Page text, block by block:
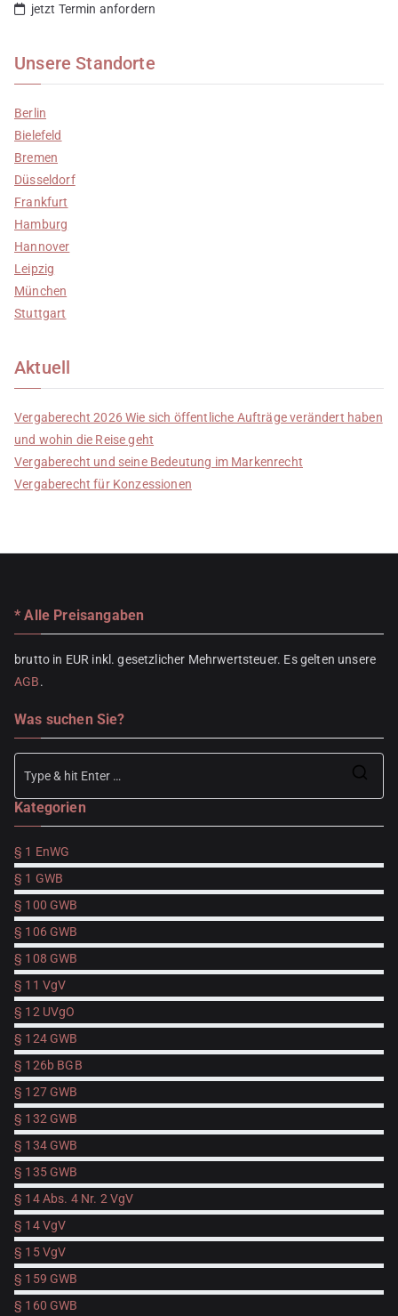
jetzt Termin anfordern
Unsere Standorte
Berlin
Bielefeld
Bremen
Düsseldorf
Frankfurt
Hamburg
Hannover
Leipzig
München
Stuttgart
Aktuell
Vergaberecht 2026 Wie sich öffentliche Aufträge verändert haben
und wohin die Reise geht
Vergaberecht und seine Bedeutung im Markenrecht
Vergaberecht für Konzessionen
* Alle Preisangaben
brutto in EUR inkl. gesetzlicher Mehrwertsteuer. Es gelten unsere
AGB.
Was suchen Sie?
Kategorien
§ 1 EnWG
§ 1 GWB
§ 100 GWB
§ 106 GWB
§ 108 GWB
§ 11 VgV
§ 12 UVgO
§ 124 GWB
§ 126b BGB
§ 127 GWB
§ 132 GWB
§ 134 GWB
§ 135 GWB
§ 14 Abs. 4 Nr. 2 VgV
§ 14 VgV
§ 15 VgV
§ 159 GWB
§ 160 GWB